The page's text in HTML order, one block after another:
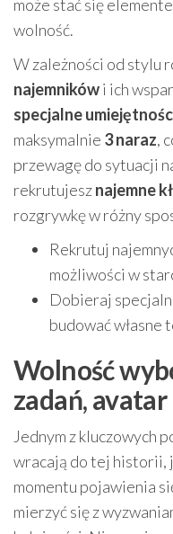
może stać się
wolność.
W zależności od stylu
najemnikówi ich
specjalne
maksymalnie 3 naraz,
przewagę do sytuacji
rekrutujesznajemne
rozgrywkę w różny
Rekrutuj
możliwości w
Dobieraj
budować własne
Wolność
zadań,
Jednym z kluczowych
wracają do tej historii,
momentu pojawienia
mierzyć się z